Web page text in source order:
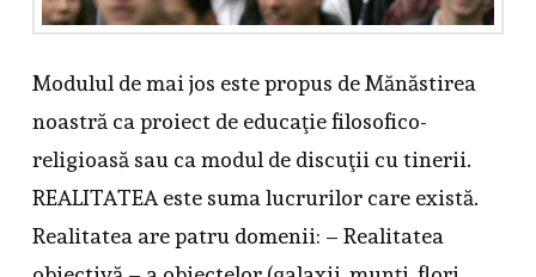
Modulul de mai jos este propus de Mănăstirea
noastră ca proiect de educaţie filosofico-
religioasă sau ca modul de discuţii cu tinerii.
REALITATEA este suma lucrurilor care există.
Realitatea are patru domenii: – Realitatea